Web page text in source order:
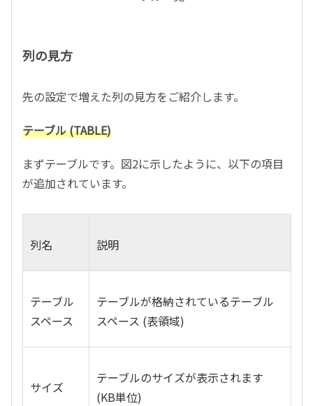
列の見方
先の設定で増えた列の見方をご紹介します。
テーブル (TABLE)
まずテーブルです。図2に示したように、以下の項目
が追加されています。
列名 説明
テーブル
スペース
テーブルが格納されているテーブル
スペース (表領域)
サイズ
テーブルのサイズが表示されます
(KB単位)